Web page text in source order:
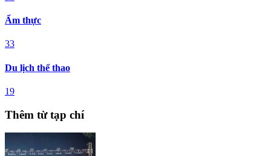
Ẩm thực
33
Du lịch thể thao
19
Thêm từ tạp chí